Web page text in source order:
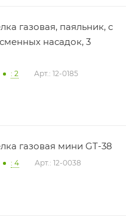
газовая, паяльник, с
насадок, 3
: 2 Арт.: 12-0185
газовая мини GT-38
: 4 Арт.: 12-0038